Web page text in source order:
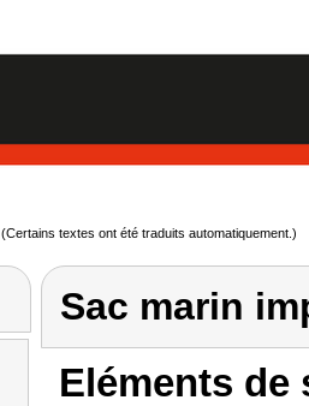
(Certains textes ont été traduits automatiquement.)
Sac marin
Eléments